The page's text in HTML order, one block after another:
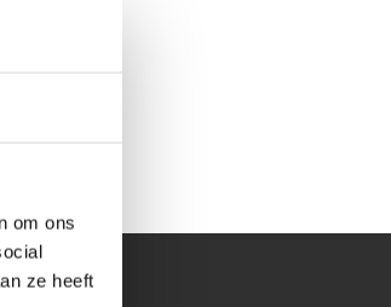
om ons
ze heeft